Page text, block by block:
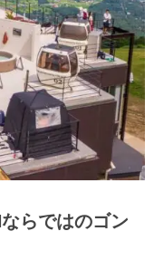
らではのゴン